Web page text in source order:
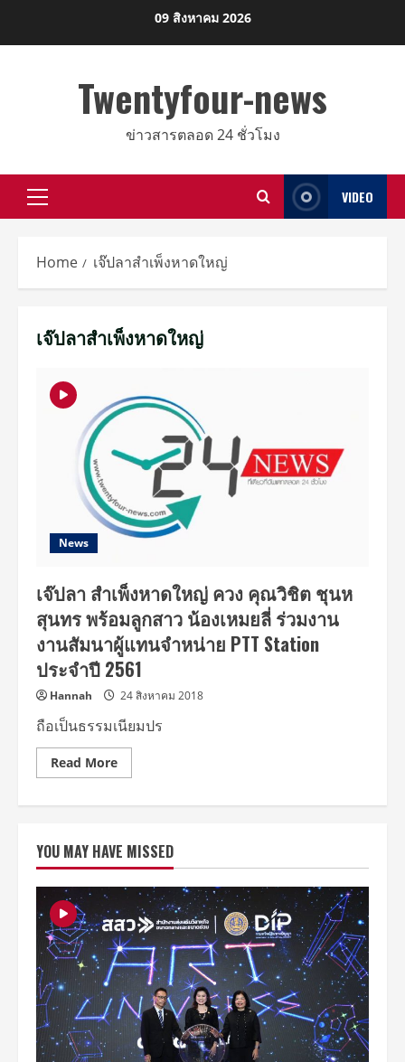
09 สิงหาคม 2026
Twentyfour-news
ข่าวสารตลอด 24 ชั่วโมง
Primary
VIDEO
Home เจ๊ปลาสำเพ็งหาดใหญ่
เจ๊ปลาสำเพ็งหาดใหญ่
News
เจ๊ปลา สำเพ็งหาดใหญ่ ควง คุณวิชิต ชุนห
สุนทร พร้อมลูกสาว น้องเหมยลี่ ร่วมงาน
งานสัมนาผู้แทนจำหน่าย PTT Station
ประจำปี 2561
Hannah 24 สิงหาคม 2018
ถือเป็นธรรมเนียมปร
Read MoreRead
more
หาดใหญ่
ควง
คุณ
วิชิต
ห
สุนทร
พร้อม
ลูกสาว
น้อง
เหม
ยลี่
ร่วม
งาน
งาน
สัม
นา
YOU MAY HAVE MISSED